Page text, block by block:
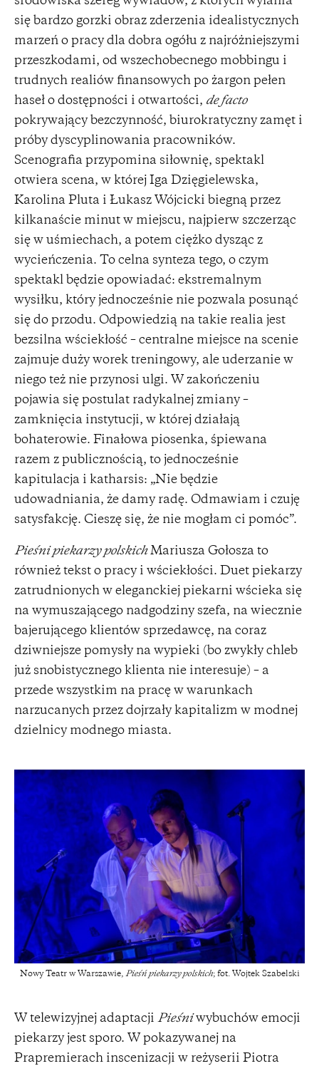
się bardzo gorzki obraz zderzenia idealistycznych
marzeń o pracy dla dobra ogółu z najróżniejszymi
przeszkodami, od wszechobecnego mobbingu i
trudnych realiów finansowych po żargon pełen
haseł o dostępności i otwartości, de facto
pokrywający bezczynność, biurokratyczny zamęt i
próby dyscyplinowania pracowników.
Scenografia przypomina siłownię, spektakl
otwiera scena, w której Iga Dzięgielewska,
Karolina Pluta i Łukasz Wójcicki biegną przez
kilkanaście minut w miejscu, najpierw szczerząc
się w uśmiechach, a potem ciężko dysząc z
wycieńczenia. To celna synteza tego, o czym
spektakl będzie opowiadać: ekstremalnym
wysiłku, który jednocześnie nie pozwala posunąć
się do przodu. Odpowiedzią na takie realia jest
bezsilna wściekłość – centralne miejsce na scenie
zajmuje duży worek treningowy, ale uderzanie w
niego też nie przynosi ulgi. W zakończeniu
pojawia się postulat radykalnej zmiany –
zamknięcia instytucji, w której działają
bohaterowie. Finałowa piosenka, śpiewana
razem z publicznością, to jednocześnie
kapitulacja i katharsis: „Nie będzie
udowadniania, że damy radę. Odmawiam i czuję
satysfakcję. Cieszę się, że nie mogłam ci pomóc”.
Pieśni piekarzy polskichMariusza Gołosza to
również tekst o pracy i wściekłości. Duet piekarzy
zatrudnionych w eleganckiej piekarni wścieka się
na wymuszającego nadgodziny szefa, na wiecznie
bajerującego klientów sprzedawcę, na coraz
dziwniejsze pomysły na wypieki (bo zwykły chleb
już snobistycznego klienta nie interesuje) – a
przede wszystkim na pracę w warunkach
narzucanych przez dojrzały kapitalizm w modnej
dzielnicy modnego miasta.
Nowy Teatr w Warszawie, Pieśń piekarzy polskich; fot. Wojtek Szabelski
W telewizyjnej adaptacji Pieśni wybuchów emocji
piekarzy jest sporo. W pokazywanej na
Prapremierach inscenizacji w reżyserii Piotra